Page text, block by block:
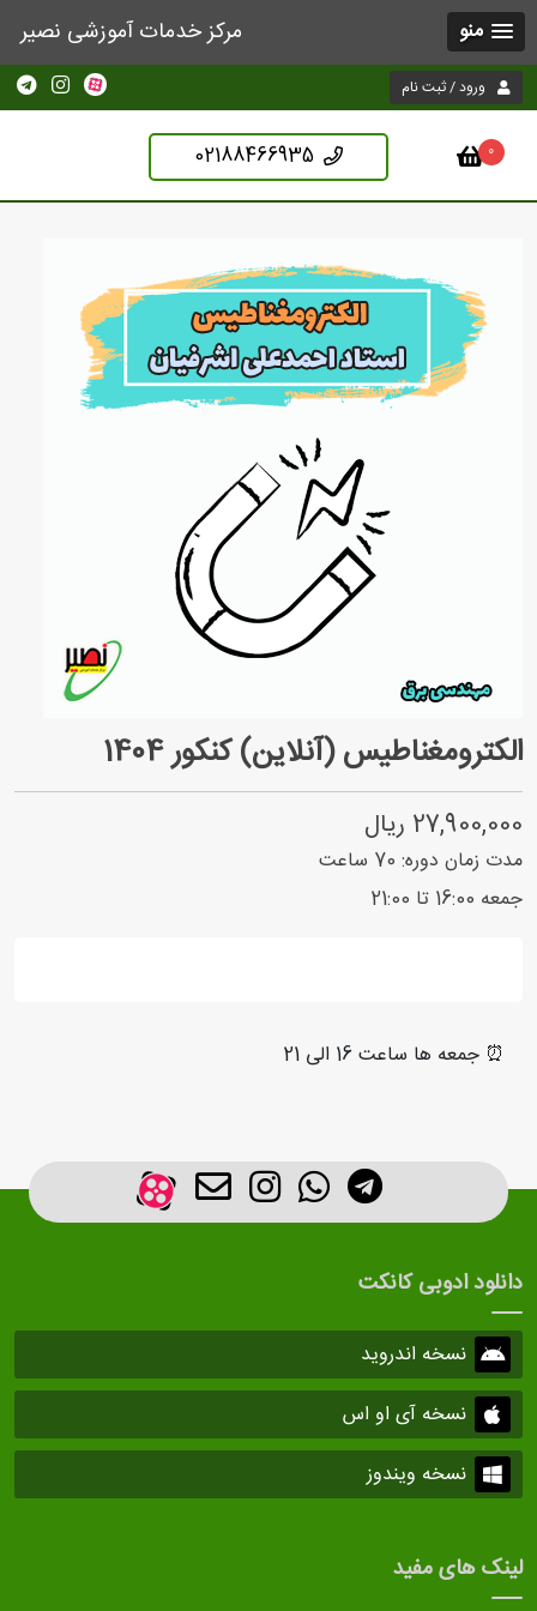
مرکز خدمات آموزشی نصیر منو
ورود / ثبت نام
0
02188466935
الکترومغناطیس (آنلاین) کنکور 1404
27,900,000 ریال
مدت زمان دوره: 70 ساعت
جمعه 16:00 تا 21:00
⏰ جمعه ها ساعت 16 الی 21
دانلود ادوبی کانکت
نسخه اندروید
نسخه آی او اس
نسخه ویندوز
لینک های مفید